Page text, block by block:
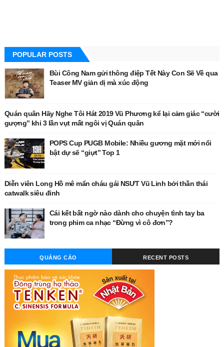
POPULAR POSTS
Bùi Công Nam gửi thông điệp Tết Này Con Sẽ Về qua
Teaser MV giản dị mà xúc động
Quán quân Hãy Nghe Tôi Hát 2019 Vũ Phương kể lại cảm giác “cười
gượng” khi 3 lần vụt mất ngôi vị Quán quân
POPS Cup PUGB Mobile: Nhiều gương mặt mới nổi
bật dự sẽ “giựt” Top 1
Diễn viên Long Hồ mê mẩn cháu gái NSƯT Vũ Linh bởi thần thái
catwalk siêu đỉnh
Cái kết bất ngờ nào dành cho chuyện tình tay ba
trong phim ca nhạc “Đừng vì cô đơn”?
QUẢNG CÁO RECENT POSTS